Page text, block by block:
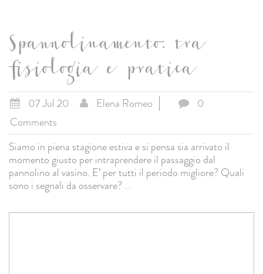
Spannolinamento: tra
fisiologia e pratica
07 Jul 20 Elena Romeo
0
Comments
Siamo in piena stagione estiva e si pensa sia arrivato il
momento giusto per intraprendere il passaggio dal
pannolino al vasino. E’ per tutti il periodo migliore? Quali
sono i segnali da osservare?...